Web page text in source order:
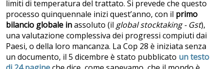
limiti di temperatura del trattato. Si prevede che questo
processo quinquennale inizi quest’anno, con il primo
bilancio globale inassoluto (il global stocktaking - Gst),
una valutazione complessiva dei progressi compiuti dai
Paesi, o della loro mancanza. La Cop 28 è iniziata senza
un documento, il 5 dicembre è stato pubblicato un testo